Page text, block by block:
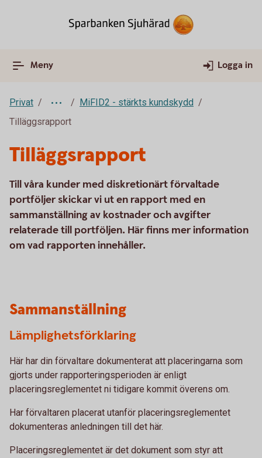
Meny Logga in
Privat
MiFID2 - stärkts kundskydd
Tilläggsrapport
Tilläggsrapport
Till våra kunder med diskretionärt förvaltade
portföljer skickar vi ut en rapport med en
sammanställning av kostnader och avgifter
relaterade till portföljen. Här finns mer information
om vad rapporten innehåller.
Sammanställning
Lämplighetsförklaring
Här har din förvaltare dokumenterat att placeringarna som
gjorts under rapporteringsperioden är enligt
placeringsreglementet ni tidigare kommit överens om.
Har förvaltaren placerat utanför placeringsreglementet
dokumenteras anledningen till det här.
Placeringsreglementet är det dokument som styr att